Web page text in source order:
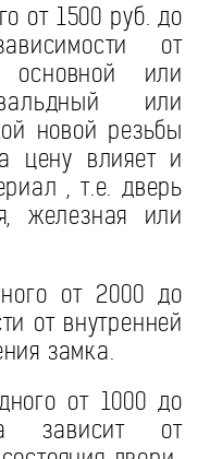
от 1500 руб. до
от
основной или
или
новой резьбы
цену влияет и
, т.е. дверь
железная или
от 2000 до
от внутренней
замка.
от 1000 до
от